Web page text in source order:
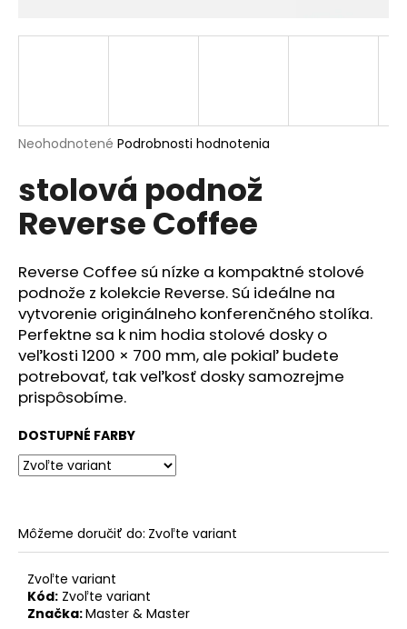
Priemerné
produktu
je
0,0
hviezdičiek.
Neohodnotené Podrobnosti hodnotenia
stolová podnož
Reverse Coffee
Reverse Coffee sú nízke a kompaktné stolové
podnože z kolekcie Reverse. Sú ideálne na
vytvorenie originálneho konferenčného stolíka.
Perfektne sa k nim hodia stolové dosky o
veľkosti 1200 × 700 mm, ale pokiaľ budete
potrebovať, tak veľkosť dosky samozrejme
prispôsobíme.
DOSTUPNÉ FARBY
Môžeme doručiť do: Zvoľte variant
Zvoľte variant
Kód: Zvoľte variant
Značka:Master & Master
j
?
HĽADAŤ
O
d
p
o
r
ú
č
a
m
e
STOLOVÁ
DOSKA
ELIPSA
BARDOLINO
PRÍRODNÝ
178,44